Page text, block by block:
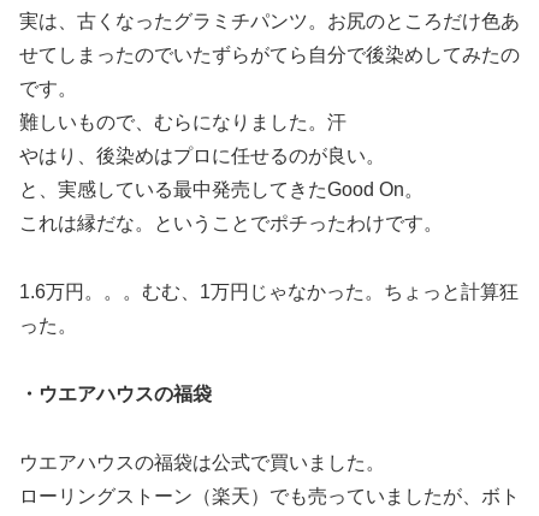
実は、古くなったグラミチパンツ。お尻のところだけ色あ
せてしまったのでいたずらがてら自分で後染めしてみたの
です。
難しいもので、むらになりました。汗
やはり、後染めはプロに任せるのが良い。
と、実感している最中発売してきたGood On。
これは縁だな。ということでポチったわけです。
1.6万円。。。むむ、1万円じゃなかった。ちょっと計算狂
った。
・ウエアハウスの福袋
ウエアハウスの福袋は公式で買いました。
ローリングストーン（楽天）でも売っていましたが、ボト